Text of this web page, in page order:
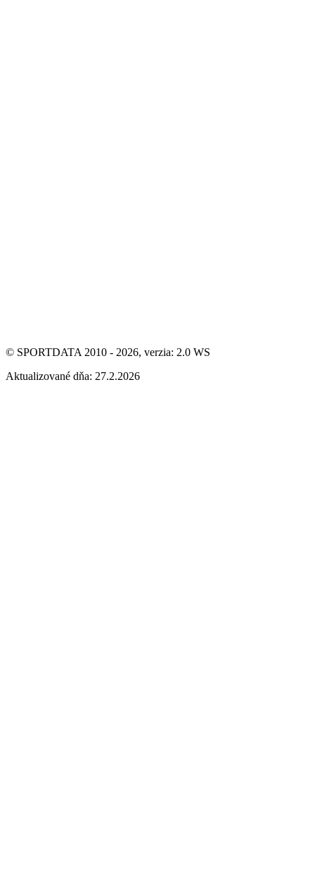
© SPORTDATA 2010 - 2026, verzia: 2.0 WS
Aktualizované dňa: 27.2.2026